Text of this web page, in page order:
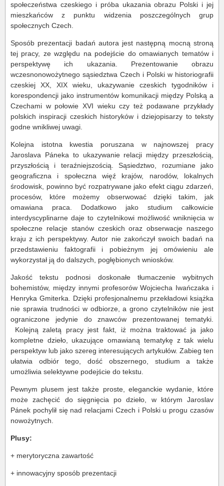
społeczeństwa czeskiego i próba ukazania obrazu Polski i jej
mieszkańców z punktu widzenia poszczególnych grup
społecznych Czech.
Sposób prezentacji badań autora jest następną mocną stroną
tej pracy, ze względu na podejście do omawianych tematów i
perspektywę ich ukazania. Prezentowanie obrazu
wczesnonowożytnego sąsiedztwa Czech i Polski w historiografii
czeskiej XX, XIX wieku, ukazywanie czeskich tygodników i
korespondencji jako instrumentów komunikacji między Polską a
Czechami w połowie XVI wieku czy też podawane przykłady
polskich inspiracji czeskich historyków i dziejopisarzy to teksty
godne wnikliwej uwagi.
Kolejna istotna kwestia poruszana w najnowszej pracy
Jaroslava Páneka to ukazywanie relacji między przeszłością,
przyszłością i teraźniejszością. Sąsiedztwo, rozumiane jako
geograficzna i społeczna więź krajów, narodów, lokalnych
środowisk, powinno być rozpatrywane jako efekt ciągu zdarzeń,
procesów, które możemy obserwować dzięki takim, jak
omawiana praca. Dodatkowo jako studium całkowicie
interdyscyplinarne daje to czytelnikowi możliwość wniknięcia w
społeczne relacje stanów czeskich oraz obserwacje naszego
kraju z ich perspektywy. Autor nie zakończył swoich badań na
przedstawieniu faktografii i pobieżnym jej omówieniu ale
wykorzystał ją do dalszych, pogłębionych wniosków.
Jakość tekstu podnosi doskonałe tłumaczenie wybitnych
bohemistów, między innymi profesorów Wojciecha Iwańczaka i
Henryka Gmiterka. Dzięki profesjonalnemu przekładowi książka
nie sprawia trudności w odbiorze, a grono czytelników nie jest
ograniczone jedynie do znawców prezentowanej tematyki.
Kolejną zaletą pracy jest fakt, iż można traktować ja jako
kompletne dzieło, ukazujące omawianą tematykę z tak wielu
perspektyw lub jako szereg interesujących artykułów. Zabieg ten
ułatwia odbiór tego, dość obszernego, studium a także
umożliwia selektywne podejście do tekstu.
Pewnym plusem jest także proste, eleganckie wydanie, które
może zachęcić do sięgnięcia po dzieło, w którym Jaroslav
Pánek pochylił się nad relacjami Czech i Polski u progu czasów
nowożytnych.
Plusy:
+ merytoryczna zawartość
+ innowacyjny sposób prezentacji